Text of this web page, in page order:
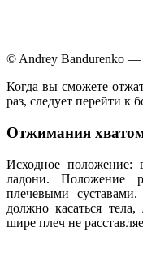
© Andrey Bandurenko —
Когда вы сможете
раз, следует перейти
Отжимания
Исходное
ладони. Положение
плечевыми
должно касаться
шире плеч не